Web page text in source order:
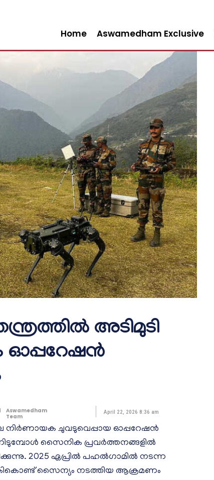
Home Aswamedham Exclusive
അടിമുടി
ഓപ്പറേഷൻ
Aswamedham
Team
April 22, 2026 8:36 am
നിർണായക ചുവടുവെപ്പായ ഓപ്പറേഷൻ
സൈനിക പ്രവർത്തനങ്ങളിൽ
2025 ഏപ്രിൽ പഹൽഗാമിൽ നടന്ന
സൈന്യം നടത്തിയ ആക്രമണം